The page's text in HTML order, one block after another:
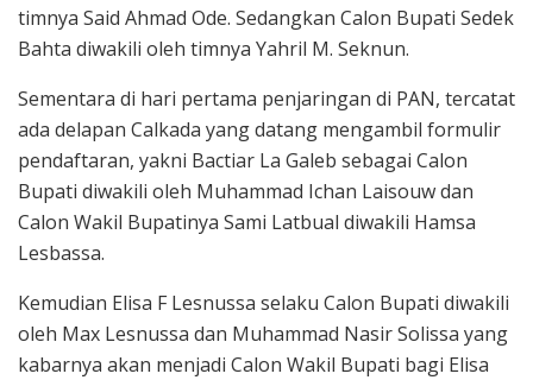
timnya Said Ahmad Ode. Sedangkan Calon Bupati Sedek
Bahta diwakili oleh timnya Yahril M. Seknun.
Sementara di hari pertama penjaringan di PAN, tercatat
ada delapan Calkada yang datang mengambil formulir
pendaftaran, yakni Bactiar La Galeb sebagai Calon
Bupati diwakili oleh Muhammad Ichan Laisouw dan
Calon Wakil Bupatinya Sami Latbual diwakili Hamsa
Lesbassa.
Kemudian Elisa F Lesnussa selaku Calon Bupati diwakili
oleh Max Lesnussa dan Muhammad Nasir Solissa yang
kabarnya akan menjadi Calon Wakil Bupati bagi Elisa